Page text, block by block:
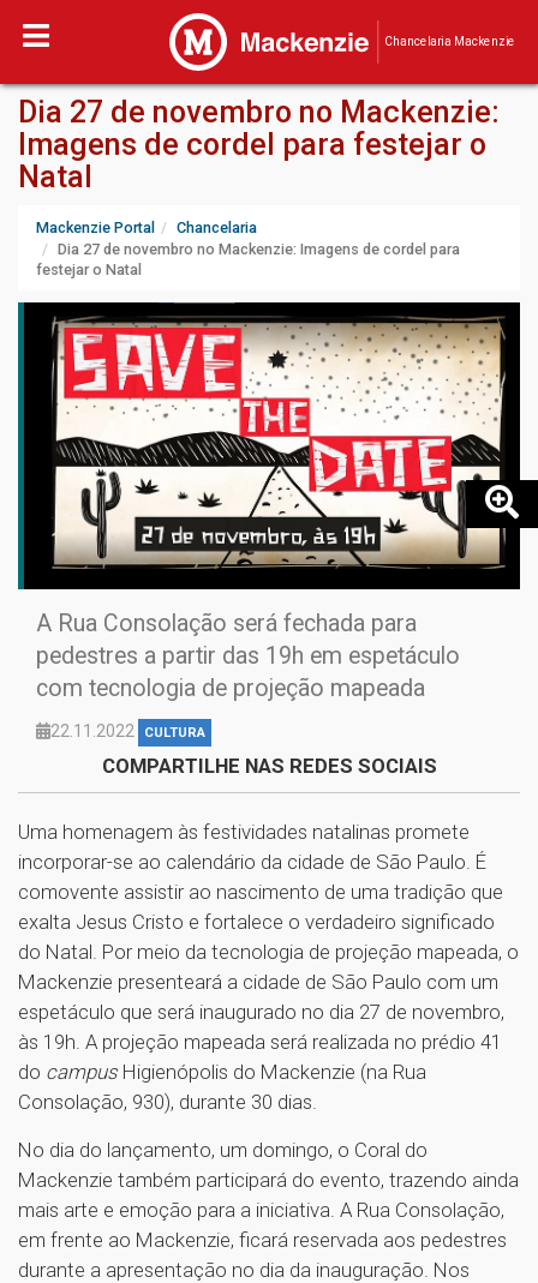
Chancelaria Mackenzie
Dia 27 de novembro no Mackenzie:
Imagens de cordel para festejar o
Natal
Mackenzie Portal
Chancelaria
Dia 27 de novembro no Mackenzie: Imagens de cordel para
festejar o Natal
A Rua Consolação será fechada para
pedestres a partir das 19h em espetáculo
com tecnologia de projeção mapeada
22.11.2022 CULTURA
COMPARTILHE NAS REDES SOCIAIS
Uma homenagem às festividades natalinas promete
incorporar-se ao calendário da cidade de São Paulo. É
comovente assistir ao nascimento de uma tradição que
exalta Jesus Cristo e fortalece o verdadeiro significado
do Natal. Por meio da tecnologia de projeção mapeada, o
Mackenzie presenteará a cidade de São Paulo com um
espetáculo que será inaugurado no dia 27 de novembro,
às 19h. A projeção mapeada será realizada no prédio 41
do campus Higienópolis do Mackenzie (na Rua
Consolação, 930), durante 30 dias.
No dia do lançamento, um domingo, o Coral do
Mackenzie também participará do evento, trazendo ainda
mais arte e emoção para a iniciativa. A Rua Consolação,
em frente ao Mackenzie, ficará reservada aos pedestres
durante a apresentação no dia da inauguração. Nos